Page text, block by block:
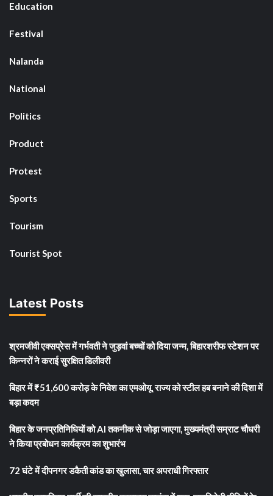
Education
Festival
Nalanda
National
Politics
Product
Protest
Sports
Tourism
Tourist Spot
Latest Posts
श्रमजीवी एक्सप्रेस में गर्भवती ने जुड़वां बच्चों को दिया जन्म, बिहारशरीफ स्टेशन पर
किन्नरों ने कराई सुरक्षित डिलीवरी
बिहार में ₹51,600 करोड़ के निवेश का एमओयू, राज्य को स्टील हब बनाने की दिशा में
बड़ा कदम
बिहार के जनप्रतिनिधियों को AI तकनीक से जोड़ा जाएगा, मुख्यमंत्री सम्राट चौधरी
ने किया प्रबोधन कार्यक्रम का शुभारंभ
72 घंटे में दीपनगर डकैती कांड का खुलासा, चार अपराधी गिरफ्तार